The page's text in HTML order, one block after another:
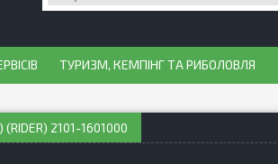
ТУРИЗМ, КЕМПІНГ ТА РИБОЛОВЛЯ
2101-1601000